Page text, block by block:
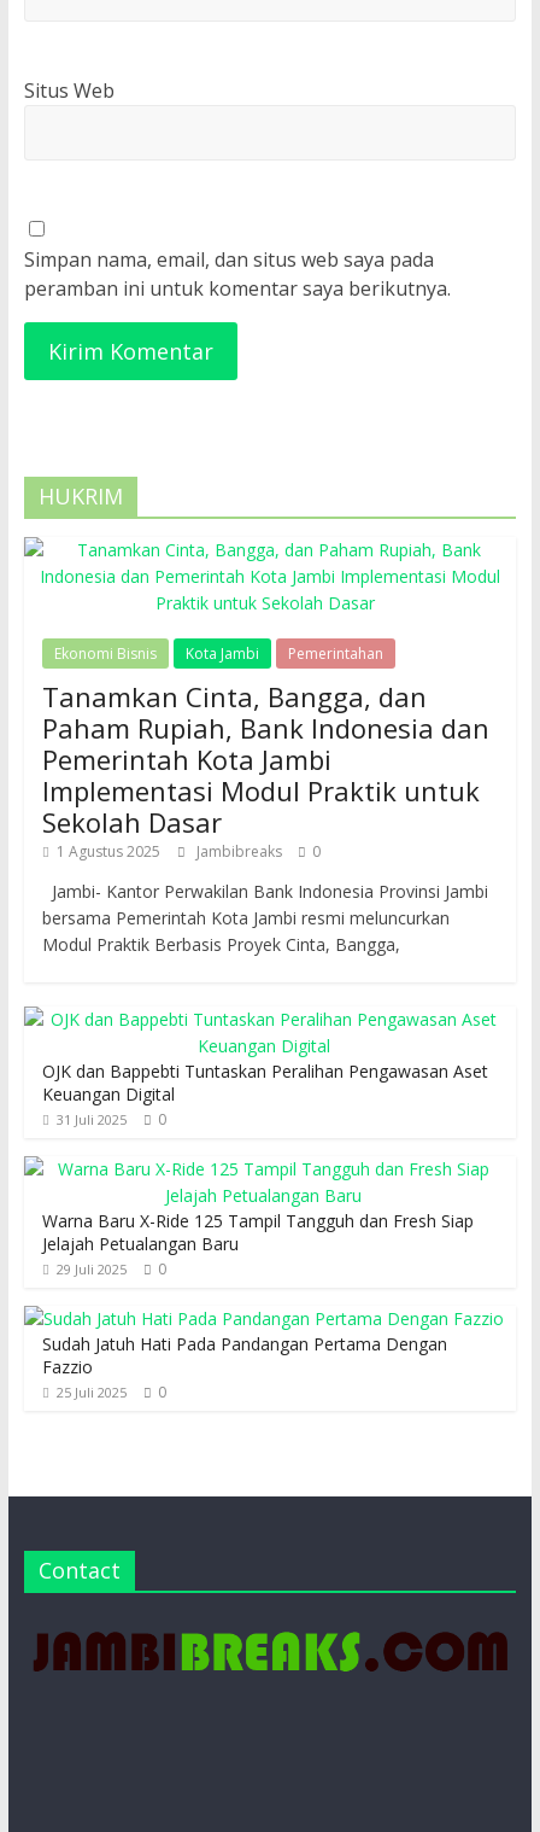
Situs Web
Simpan nama, email, dan situs web saya pada
peramban ini untuk komentar saya berikutnya.
HUKRIM
Ekonomi Bisnis Kota Jambi Pemerintahan
Tanamkan Cinta, Bangga, dan
Paham Rupiah, Bank Indonesia dan
Pemerintah Kota Jambi
Implementasi Modul Praktik untuk
Sekolah Dasar
1 Agustus 2025 Jambibreaks 0
Jambi- Kantor Perwakilan Bank Indonesia Provinsi Jambi
bersama Pemerintah Kota Jambi resmi meluncurkan
Modul Praktik Berbasis Proyek Cinta, Bangga,
OJK dan Bappebti Tuntaskan Peralihan Pengawasan Aset
Keuangan Digital
31 Juli 2025 0
Warna Baru X-Ride 125 Tampil Tangguh dan Fresh Siap
Jelajah Petualangan Baru
29 Juli 2025 0
Sudah Jatuh Hati Pada Pandangan Pertama Dengan
Fazzio
25 Juli 2025 0
Contact